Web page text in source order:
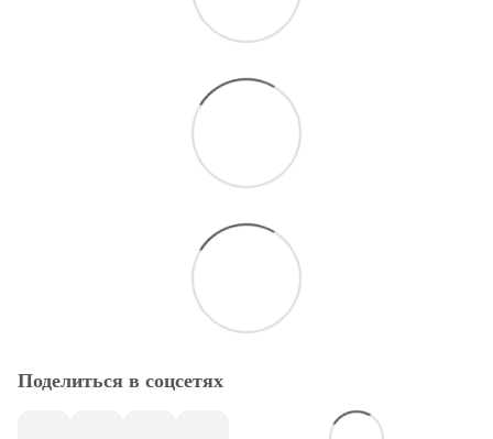
Поделиться в соцсетях